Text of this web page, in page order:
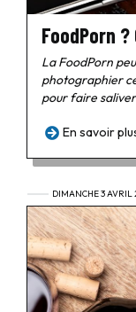
FoodPorn
La FoodPorn
photographier
pour faire
En savoir
DIMANCHE 3 AVRIL